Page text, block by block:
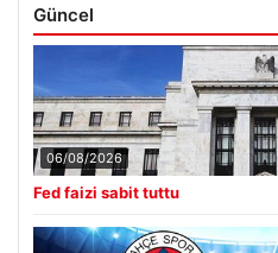
Güncel
06/08/2026
Fed faizi sabit tuttu